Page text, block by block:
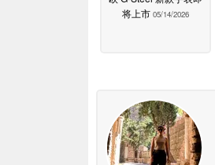
将上市 05/14/2026